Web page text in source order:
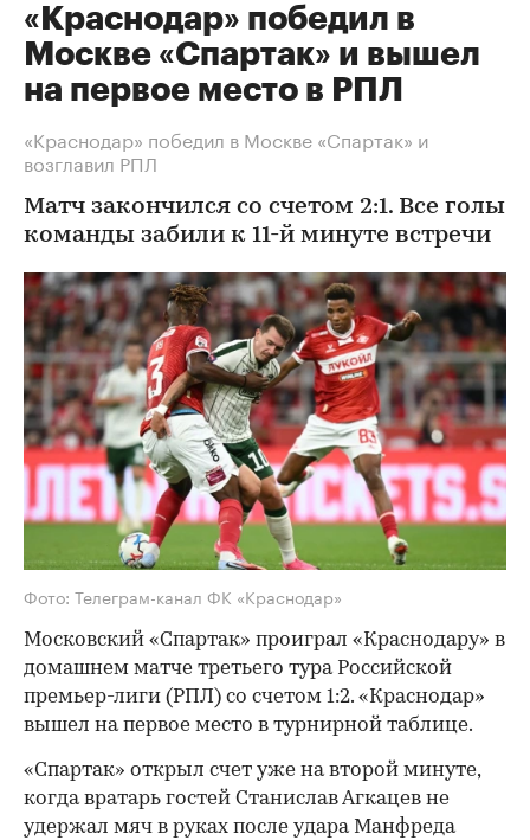
«Краснодар» победил в
Москве «Спартак» и вышел
на первое место в РПЛ
«Краснодар» победил в Москве «Спартак» и
возглавил РПЛ
Матч закончился со счетом 2:1. Все голы
команды забили к 11-й минуте встречи
Фото: Телеграм-канал ФК «Краснодар»
Московский «Спартак» проиграл «Краснодару» в
домашнем матче третьего тура Российской
премьер-лиги (РПЛ) со счетом 1:2. «Краснодар»
вышел на первое место в турнирной таблице.
«Спартак» открыл счет уже на второй минуте,
когда вратарь гостей Станислав Агкацев не
удержал мяч в руках после удара Манфреда